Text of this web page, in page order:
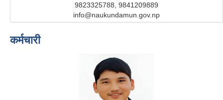
9823325788, 9841209889
info@naukundamun.gov.np
कर्मचारी